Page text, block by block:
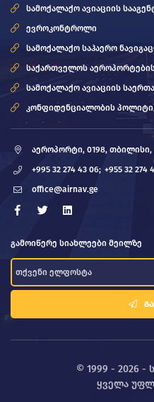
სამოქალაქო ავიაციის
ევროკონტროლი
სამოქალაქო საჰაერო
საქართველოს
სამოქალაქო ავიაციის
კონფიდენციალობის
აეროპორტი, 0198,
+995 32 274 43 06; +955 32 274
office@airnav.ge
გამოიწერე სიახლეები მეილზე
© 1999 - 2026 -
ყველა